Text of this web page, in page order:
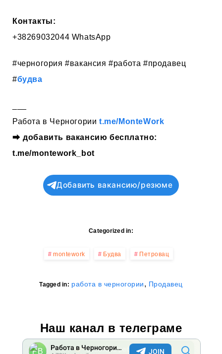
Контакты:
+38269032044 WhatsApp
#черногория #вакансия #работа #продавец
#будва
Работа в Черногории t.me/MonteWork
⮕добавить вакансию бесплатно:
t.me/montework_bot
Добавить вакансию/резюме
Categorized in:
montework Будва Петровац
Tagged in: работа в черногории, Продавец
Наш канал в телеграме